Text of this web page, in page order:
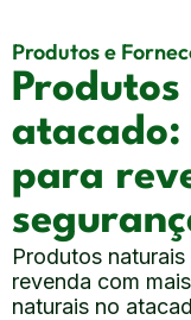
Produtos e
atacado:
para
Produtos
revenda com
naturais no